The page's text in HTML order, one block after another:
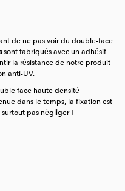
de ne pas voir du double-face
sont fabriqués avec un adhésif
la résistance de notre produit
anti-UV.
face haute densité
dans le temps, la fixation est
pas négliger !